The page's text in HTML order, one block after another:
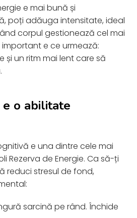
e mai bună și
poți adăuga intensitate, ideal
corpul gestionează cel mai
e ce urmează:
și un ritm mai lent care să
o abilitate
e una dintre cele mai
Rezerva de Energie. Ca să-ți
reduci stresul de fond,
sarcină pe rând. Închide